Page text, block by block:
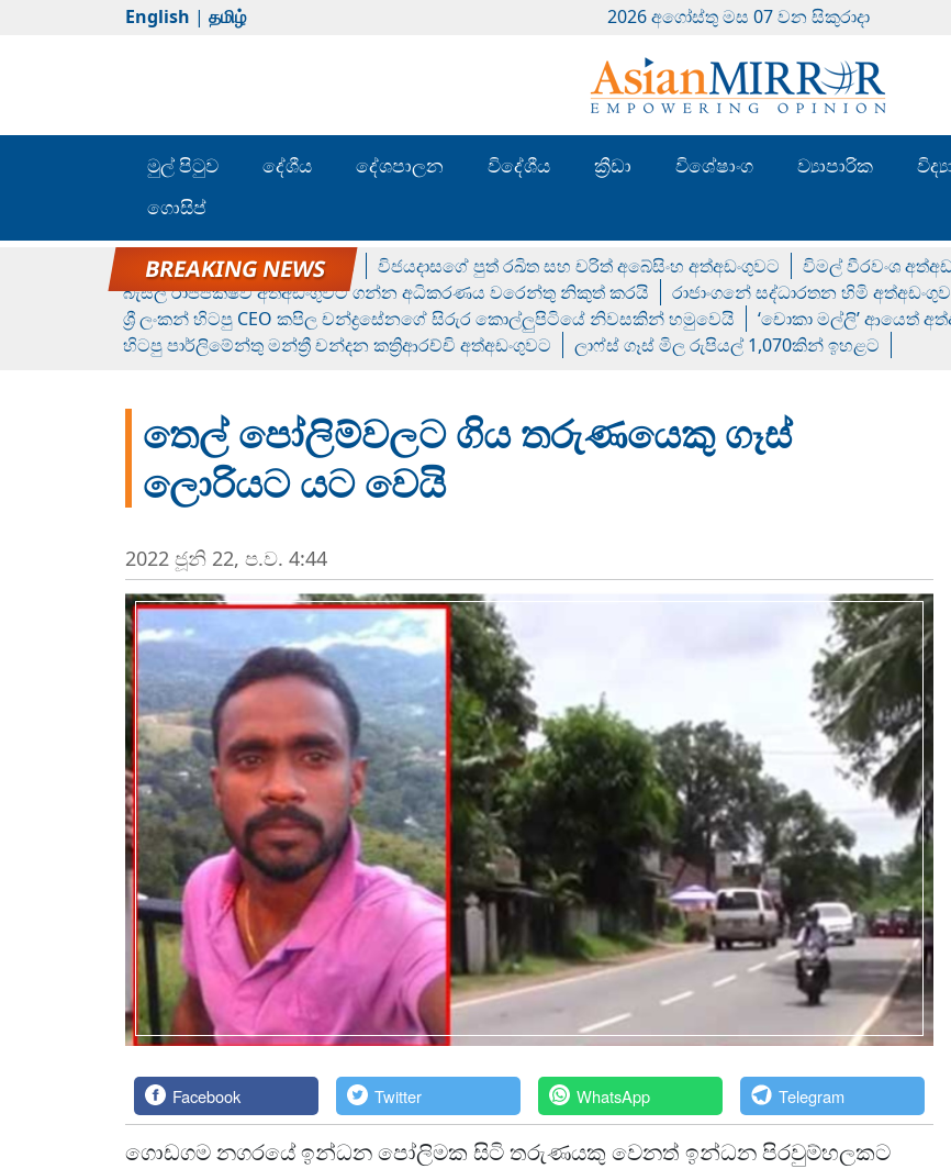
English | தமிழ் 2026 අගෝස්‍තු මස 07 වන සිකුරාදා
මුල් පිටුව දේශීය දේශපාලන විදේශීය ක්‍රීඩා විශේෂාංග ව්‍යාපාරික
ගොසිප්
රන් ගෙනා රුමේෂ්ගේ හෙල්ලය විජයදාසගේ පුත් රඛිත සහ චරිත් අබේසිංහ අත්අඩංගුවට විමල් වීරවංශ
බැසිල් රාජපක්ෂව අත්අඩංගුවට ගන්න අධිකරණය වරෙන්තු නිකුත් කරයි
රාජාංගනේ සද්ධාරතන හිමි
ශ්‍රී ලංකන් හිටපු CEO කපිල චන්ද්‍රසේනගේ සිරුර කොල්ලුපිටියේ නිවසකින් හමුවෙයි
‘චොකා මල්ලි’ ආයෙත්
හිටපු පාර්ලිමේන්තු මන්ත්‍රී චන්දන කත්‍රිආරච්චි අත්අඩංගුවට
ලාෆ්ස් ගෑස් මිල රුපියල් 1,070කින් ඉහළට
තෙල් පෝලිම්වලට ගිය තරුණයෙකු ගෑස්
ලොරියට යට වෙයි
2022 ජූනි 22, ප.ව. 4:44
Facebook Twitter WhatsApp Telegram
ගොඩගම නගරයේ ඉන්ධන පෝලිමක සිටි තරුණයකු වෙනත් ඉන්ධන පිරවුම්හලකට